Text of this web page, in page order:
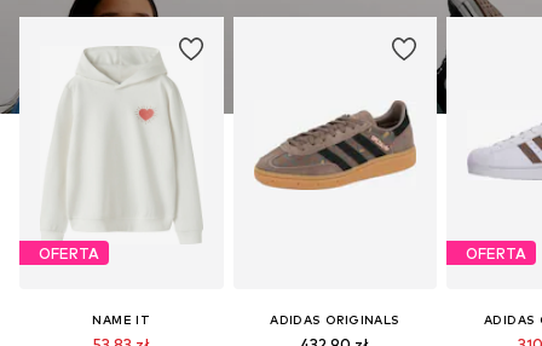
OFERTA
NAME IT ADIDAS ORIGINALS
OFERTA
ADIDAS